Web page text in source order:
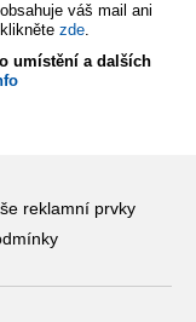
váš mail ani
zde.
umístění a dalších
reklamní prvky